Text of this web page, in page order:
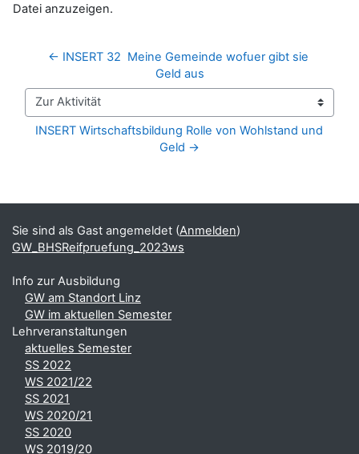
Datei anzuzeigen.
← INSERT 32  Meine Gemeinde wofuer gibt sie
Geld aus
Zur Aktivität
INSERT Wirtschaftsbildung Rolle von Wohlstand und
Geld →
Ergänzungsblöcke
Sie sind als Gast angemeldet (Anmelden)
GW_BHSReifpruefung_2023ws
Info zur Ausbildung
GW am Standort Linz
GW im aktuellen Semester
Lehrveranstaltungen
aktuelles Semester
SS 2022
WS 2021/22
SS 2021
WS 2020/21
SS 2020
WS 2019/20